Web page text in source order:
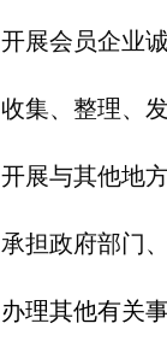
开展会员企业
收集、整理、
开展与其他地
承担政府部门
办理其他有关